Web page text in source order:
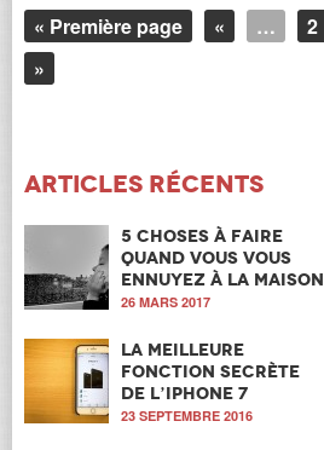
« Première page « … 2
»
Articles récents
5 choses à faire
quand vous vous
ennuyez à la maison
26 MARS 2017
La meilleure
fonction secrète
de l’iPhone 7
23 SEPTEMBRE 2016